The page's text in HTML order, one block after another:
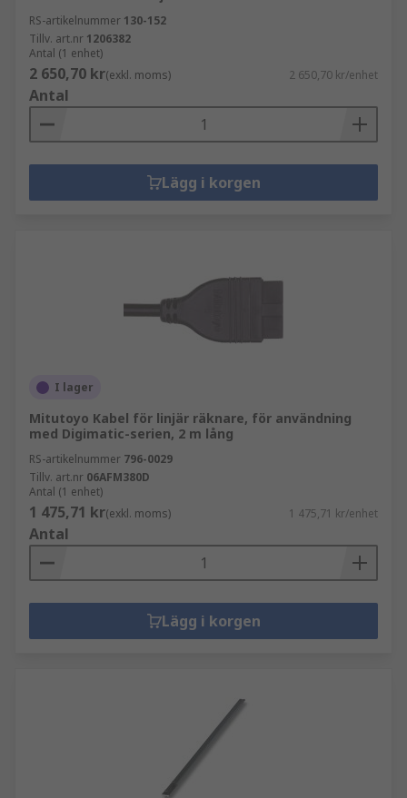
RS-artikelnummer 130-152
Tillv. art.nr 1206382
Antal (1 enhet)
2 650,70 kr(exkl. moms) 2 650,70 kr/enhet
Antal
Lägg i korgen
I lager
Mitutoyo Kabel för linjär räknare, för användning
med Digimatic-serien, 2 m lång
RS-artikelnummer 796-0029
Tillv. art.nr 06AFM380D
Antal (1 enhet)
1 475,71 kr(exkl. moms) 1 475,71 kr/enhet
Antal
Lägg i korgen